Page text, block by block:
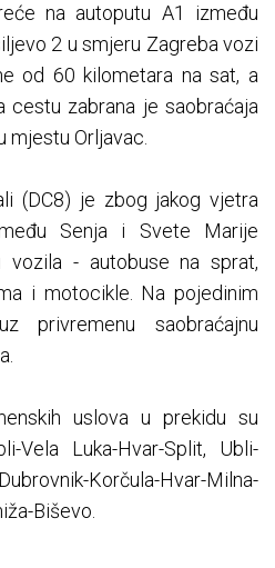
na autoputu A1 između
2 u smjeru Zagreba vozi
od 60 kilometara na sat, a
cestu zabrana je saobraćaja
mjestu Orljavac.
(DC8) je zbog jakog vjetra
Senja i Svete Marije
vozila - autobuse na sprat,
i motocikle. Na pojedinim
privremenu saobraćajnu
uslova u prekidu su
Vela Luka-Hvar-Split, Ubli-
Korčula-Hvar-Milna-
Biševo.